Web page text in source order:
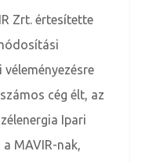
Zrt. értesítette
cég élt, az
Ipari
MAVIR-nak,